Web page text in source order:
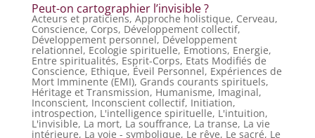
Peut-on cartographier l’invisible ?
Acteurs et praticiens, Approche holistique, Cerveau,
Conscience, Corps, Développement collectif,
Développement personnel, Développement
relationnel, Ecologie spirituelle, Emotions, Energie,
Entre spiritualités, Esprit-Corps, Etats Modifiés de
Conscience, Ethique, Éveil Personnel, Expériences de
Mort Imminente (EMI), Grands courants spirituels,
Héritage et Transmission, Humanisme, Imaginal,
Inconscient, Inconscient collectif, Initiation,
introspection, L'intelligence spirituelle, L'intuition,
L'invisible, La mort, La souffrance, La transe, La vie
intérieure, La voie - symbolique, Le rêve, Le sacré, Le